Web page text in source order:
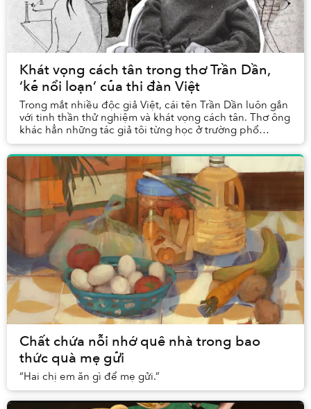
Khát vọng cách tân trong thơ Trần Dần,
‘kẻ nổi loạn’ của thi đàn Việt
Trong mắt nhiều độc giả Việt, cái tên Trần Dần luôn gắn
với tinh thần thử nghiệm và khát vọng cách tân. Thơ ông
khác hẳn những tác giả tôi từng học ở trường phổ
thông: vừa mới mẻ, vừa tươi lạ, lại man...
Chất chứa nỗi nhớ quê nhà trong bao
thức quà mẹ gửi
“Hai chị em ăn gì để mẹ gửi.”